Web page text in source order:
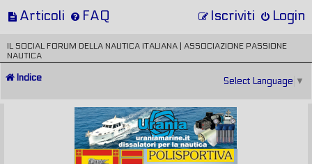
Articoli FAQ Login
Iscriviti
IL SOCIAL FORUM DELLA NAUTICA ITALIANA | ASSOCIAZIONE PASSIONE
NAUTICA
Indice Select Language ▼